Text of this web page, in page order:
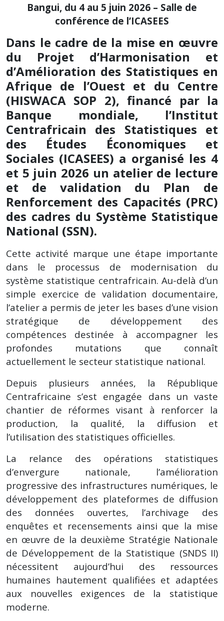
Bangui, du 4 au 5 juin 2026 – Salle de
conférence de l’ICASEES
Dans le cadre de la mise en œuvre
du Projet d’Harmonisation et
d’Amélioration des Statistiques en
Afrique de l’Ouest et du Centre
(HISWACA SOP 2), financé par la
Banque mondiale, l’Institut
Centrafricain des Statistiques et
des Études Économiques et
Sociales (ICASEES) a organisé les 4
et 5 juin 2026 un atelier de lecture
et de validation du Plan de
Renforcement des Capacités (PRC)
des cadres du Système Statistique
National (SSN).
Cette activité marque une étape importante
dans le processus de modernisation du
système statistique centrafricain. Au-delà d’un
simple exercice de validation documentaire,
l’atelier a permis de jeter les bases d’une vision
stratégique de développement des
compétences destinée à accompagner les
profondes mutations que connaît
actuellement le secteur statistique national.
Depuis plusieurs années, la République
Centrafricaine s’est engagée dans un vaste
chantier de réformes visant à renforcer la
production, la qualité, la diffusion et
l’utilisation des statistiques officielles.
La relance des opérations statistiques
d’envergure nationale, l’amélioration
progressive des infrastructures numériques, le
développement des plateformes de diffusion
des données ouvertes, l’archivage des
enquêtes et recensements ainsi que la mise
en œuvre de la deuxième Stratégie Nationale
de Développement de la Statistique (SNDS II)
nécessitent aujourd’hui des ressources
humaines hautement qualifiées et adaptées
aux nouvelles exigences de la statistique
moderne.